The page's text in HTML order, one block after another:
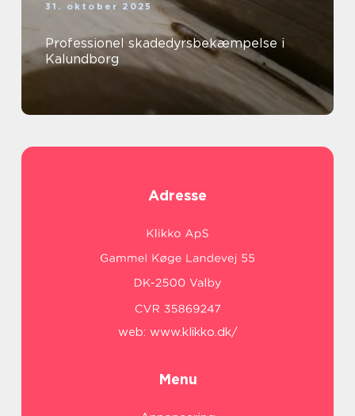
31. oktober 2025
Professionel skadedyrsbekæmpelse i
Kalundborg
Adresse
web: www.klikko.dk/
Menu